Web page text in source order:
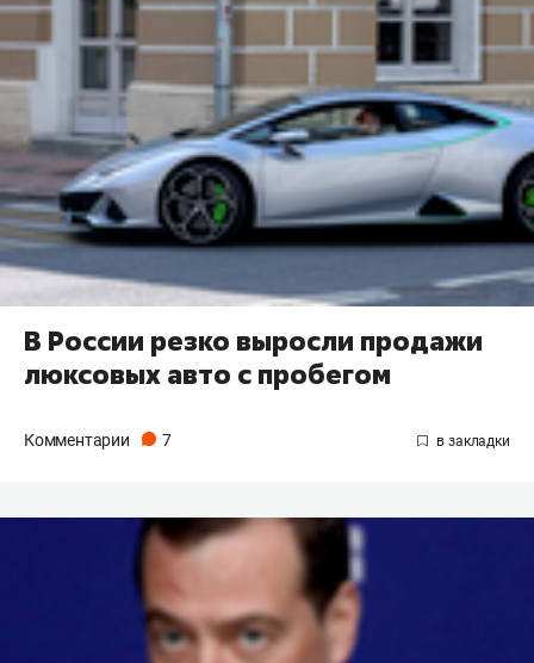
В России резко выросли продажи
люксовых авто с пробегом
Комментарии 7